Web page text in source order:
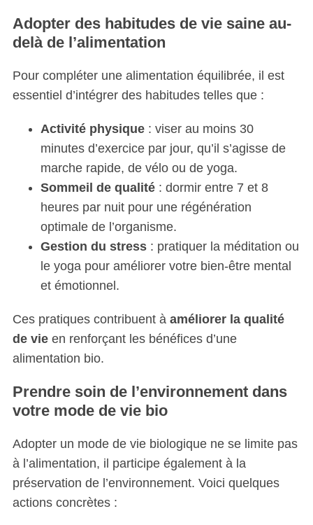
Adopter des habitudes de vie saine au-
delà de l’alimentation
Pour compléter une alimentation équilibrée, il est
essentiel d’intégrer des habitudes telles que :
Activité physique: viser au moins 30
minutes d’exercice par jour, qu’il s’agisse de
marche rapide, de vélo ou de yoga.
Sommeil de qualité: dormir entre 7 et 8
heures par nuit pour une régénération
optimale de l’organisme.
Gestion du stress: pratiquer la méditation ou
le yoga pour améliorer votre bien-être mental
et émotionnel.
Ces pratiques contribuent à améliorer la qualité
de vieen renforçant les bénéfices d’une
alimentation bio.
Prendre soin de l’environnement dans
votre mode de vie bio
Adopter un mode de vie biologique ne se limite pas
à l’alimentation, il participe également à la
préservation de l’environnement. Voici quelques
actions concrètes :
f
o